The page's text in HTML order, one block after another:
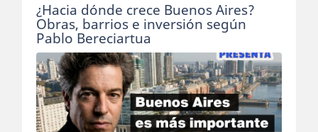
¿Hacia dónde crece Buenos Aires?
Obras, barrios e inversión según
Pablo Bereciartua